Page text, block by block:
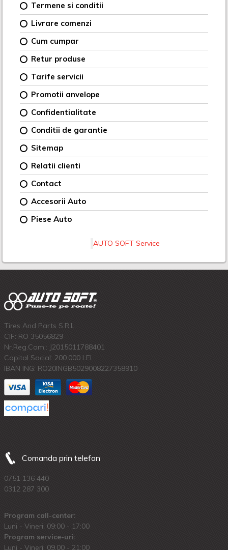
Termene si conditii
Livrare comenzi
Cum cumpar
Retur produse
Tarife servicii
Promotii anvelope
Confidentialitate
Conditii de garantie
Sitemap
Relatii clienti
Contact
Accesorii Auto
Piese Auto
AUTO SOFT Service
Tires And Parts S.R.L.
CIF: RO 35056829
Nr.Reg.Com.: J2015011788401
Capital Social: 200.000 LEI
IBAN ING: RO20INGB5029008227358910
Comanda prin telefon
0751 136 440
0312 287 300
Program call-center:
Luni - Vineri: 09:00 - 17:00
Program service-uri:
Luni - Vineri: 09.00 - 21:00